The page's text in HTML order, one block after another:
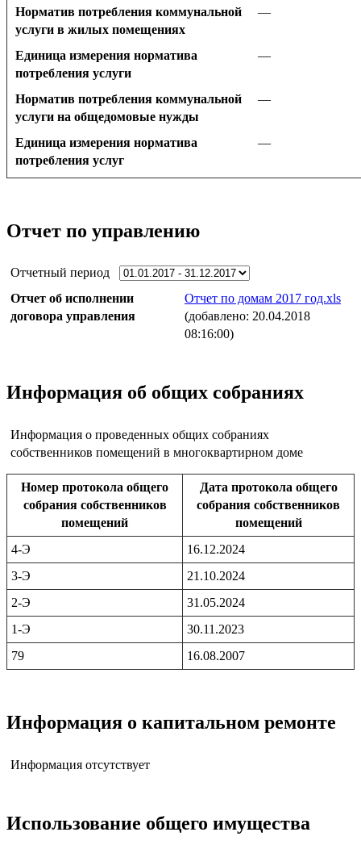
Норматив потребления коммунальной
услуги в жилых помещениях
—
Единица измерения норматива
потребления услуги
—
Норматив потребления коммунальной
услуги на общедомовые нужды
—
Единица измерения норматива
потребления услуг
—
Отчет по управлению
Отчетный период
Отчет об исполнении
договора управления
Отчет по домам 2017 год.xls
(добавлено: 20.04.2018
08:16:00)
Информация об общих собраниях
Информация о проведенных общих собраниях
собственников помещений в многоквартирном доме
Номер протокола общего
собрания собственников
помещений
Дата протокола общего
собрания собственников
помещений
4-Э
16.12.2024
3-Э
21.10.2024
2-Э
31.05.2024
1-Э
30.11.2023
79
16.08.2007
Информация о капитальном ремонте
Информация отсутствует
Использование общего имущества